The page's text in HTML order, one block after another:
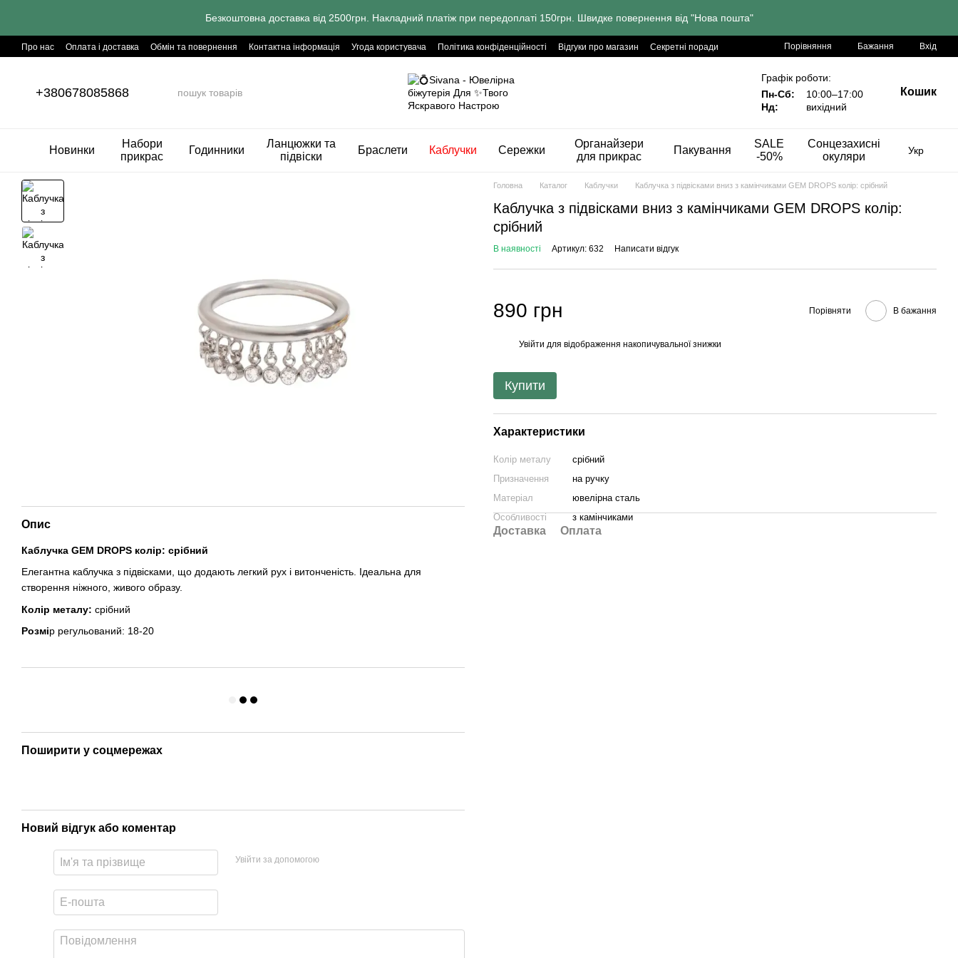
Безкоштовна доставка від 2500грн. Накладний платіж при передоплаті 150грн. Швидке повернення від "Нова пошта"
Про нас Оплата і доставка Обмін та повернення Контактна інформація Угода користувача Політика конфіденційності Відгуки про магазин Секретні поради Порівняння Бажання Вхід
+380678085868
Графік роботи:
Пн-Сб:
10:00–17:00
Нд:
вихідний
Кошик
Новинки
Набори
прикрас
Годинники
Ланцюжки та
підвіски
Браслети Каблучки Сережки
Органайзери
для прикрас
Пакування
SALE
-50%
Сонцезахисні
окуляри
Укр
Опис
Каблучка GEM DROPS колір: срібний
Елегантна каблучка з підвісками, що додають легкий рух і витонченість. Ідеальна для
створення ніжного, живого образу.
Колір металу: срібний
Розмір регульований: 18-20
Поширити у соцмережах
Новий відгук або коментар
Увійти за допомогою
Головна Каталог Каблучки Каблучка з підвісками вниз з камінчиками GEM DROPS колір: срібний
Каблучка з підвісками вниз з камінчиками GEM DROPS колір:
срібний
В наявності Артикул: 632 Написати відгук
890 грн Порівняти В бажання
Увійти для відображення накопичувальної знижки
Купити
Характеристики
Колір металу
срібний
Призначення
на ручку
Матеріал
ювелірна сталь
Особливості
з камінчиками
Доставка Оплата